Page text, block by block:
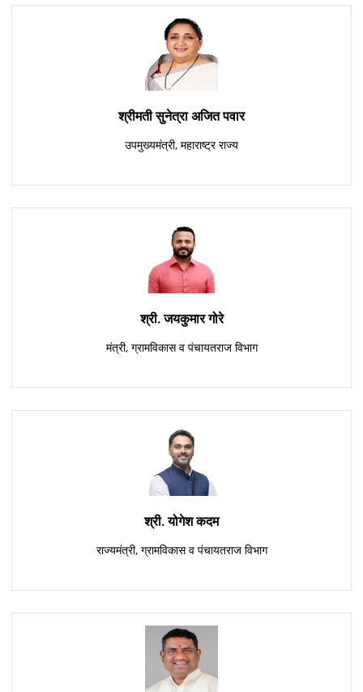
श्रीमती सुनेत्रा अजित पवार
उपमुख्यमंत्री, महाराष्ट्र राज्य
श्री. जयकुमार गोरे
मंत्री, ग्रामविकास व पंचायतराज विभाग
श्री. योगेश कदम
राज्यमंत्री, ग्रामविकास व पंचायतराज विभाग